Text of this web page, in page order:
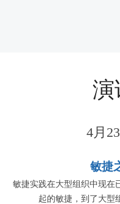
演
4月
敏捷
敏捷实践在大型组织中现在
起的敏捷，到了大型